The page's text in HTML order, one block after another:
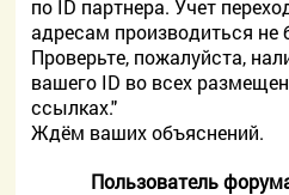
по ID партнера. Учет
адресам производиться не
Проверьте, пожалуйста,
вашего ID во всех
ссылках."
Ждём ваших объяснений.
Пользователь